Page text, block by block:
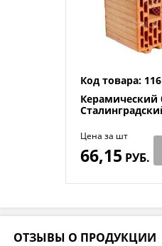
Код товара:
Керамический
Цена за шт
66,15 РУБ.
ОТЗЫВЫ О ПРОДУКЦИИ